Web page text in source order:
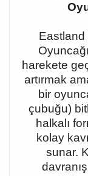
Eastland
harekete
artırmak
bir
çubuğu)
halkalı
kolay
sunar.